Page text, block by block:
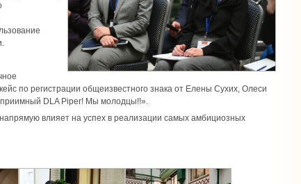
по регистрации общеизвестного знака от Елены Сухих, Олеси
DLA Piper! Мы молодцы!!».
влияет на успех в реализации самых амбициозных